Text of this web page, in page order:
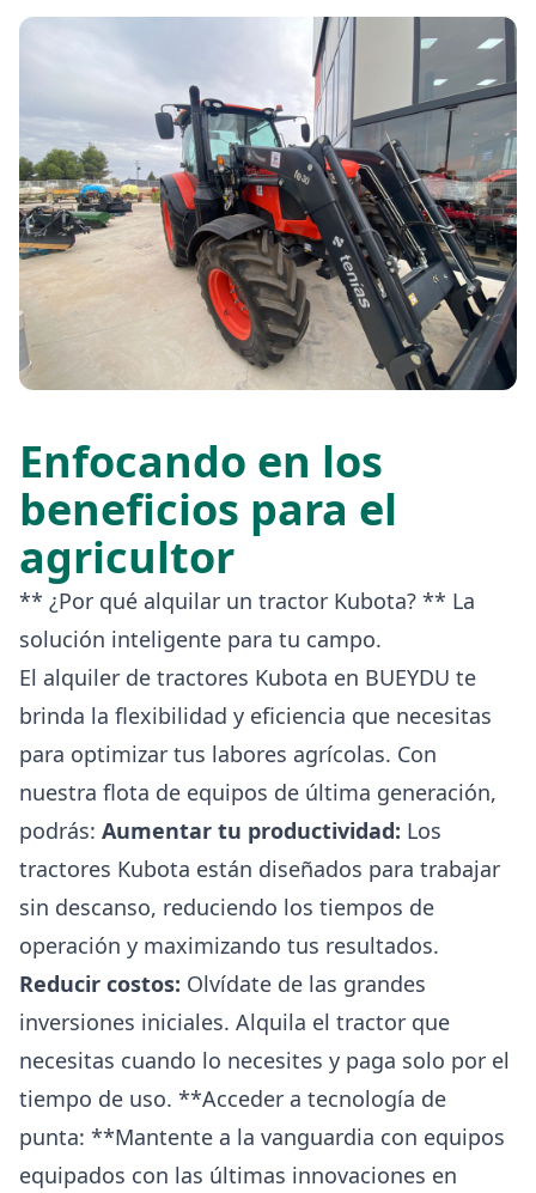
Enfocando en los
beneficios para el
agricultor
** ¿Por qué alquilar un tractor Kubota? ** La
solución inteligente para tu campo.
El alquiler de tractores Kubota en BUEYDU te
brinda la flexibilidad y eficiencia que necesitas
para optimizar tus labores agrícolas. Con
nuestra flota de equipos de última generación,
podrás: Aumentar tu productividad: Los
tractores Kubota están diseñados para trabajar
sin descanso, reduciendo los tiempos de
operación y maximizando tus resultados.
Reducir costos: Olvídate de las grandes
inversiones iniciales. Alquila el tractor que
necesitas cuando lo necesites y paga solo por el
tiempo de uso. **Acceder a tecnología de
punta: **Mantente a la vanguardia con equipos
equipados con las últimas innovaciones en